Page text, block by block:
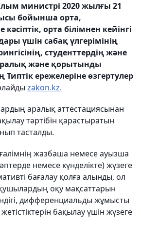
министрі 2020 жылғы 21
бойынша орта,
орта білімнен кейінгі
үшін сабақ үлгерімінің
студенттердің және
және қорытынды
ережелеріне өзгертулер
zakon.kz.
аралық аттестациясынан
тәртібін қарастыратын
тасталды.
жазбаша немесе ауызша
немесе күнделікте)жүзеге
бағалау қолға алынды, ол
оқу мақсаттарын
дифференциальды жұмысты
бақылау үшін жүзеге